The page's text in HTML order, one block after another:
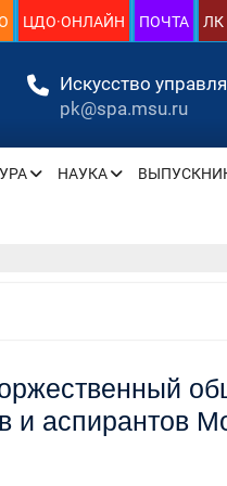
ЦДО·ОНЛАЙН ПОЧТА ЛК
Искусство
pk@spa.msu.ru
НАУКА
и аспирантов